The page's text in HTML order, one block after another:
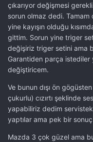
çıkarıyor değişmesi
sorun olmaz dedi.
yine kayışın olduğu
gittim. Sorun yine triger
değişiriz triger setini ama
Garantiden parça
değiştiricem.
Ve bunun dışı ön
çukurlu) cızırtı şeklinde
yapabiliriz dedim
yaptılar ama pek bir sonuç
Mazda 3 çok güzel ama